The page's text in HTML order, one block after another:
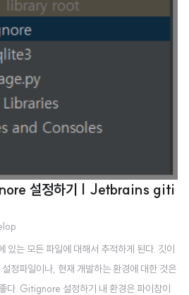
: 테스트..
설정하기 | Jetbrains giti
있는 모든 파일에 대해서 추적하게 된다. 깃이
정파일이나, 현재 개발하는 환경에 대한 것은
다. Gitignore 설정하기 내 환경은 파이참이